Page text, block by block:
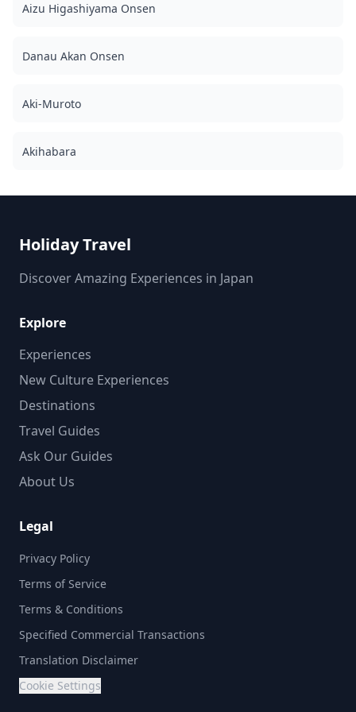
dan ekspresi artistik berkembang. File foto asli 100+
dikirim dalam waktu seminggu, dan Anda dapat memilih
dilakukan untuk membangkitkan suasana tertentu, dan
momen spesial Anda di jalan paling modis di Tokyo! ◆
dan jumlah foto yang dikirimkan dapat dikurangi. ・Jika
hujan pada hari pemotretan, tiga opsi tersedia: (1)
(https://assets.hldycdn.com/54b39b20-6b71-4b4a-aaa9-
be63e5b0624e.jpg) ![]
(https://assets.hldycdn.com/17beaa45-5ca1-436b-a784-
8409627d44c6.jpg) ![]
104706afc446.jpg)
Aizu Higashiyama Onsen
Danau Akan Onsen
Aki-Muroto
Akihabara
Holiday Travel
Discover Amazing Experiences in Japan
Explore
Experiences
New Culture Experiences
Destinations
Travel Guides
Ask Our Guides
About Us
Legal
Privacy Policy
Terms of Service
Terms & Conditions
Specified Commercial Transactions
Translation Disclaimer
Cookie Settings